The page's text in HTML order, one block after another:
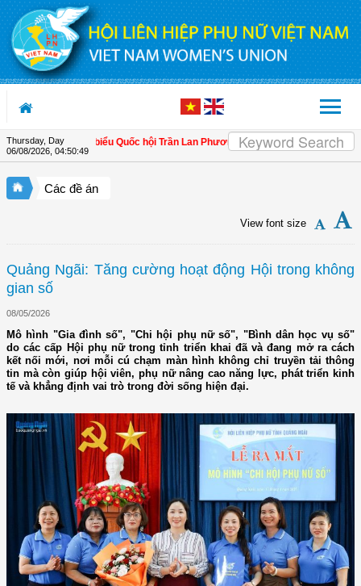
Skip to Content
Thursday, Day
06/08/2026, 04:50:51
lý | Đại biểu Quốc hội Trần Lan Phương: Quản lý hải quan cần giúp
Các đề án
View font size
Quảng Ngãi: Tăng cường hoạt động Hội trong không
gian số
08/05/2026
Mô hình "Gia đình số", "Chi hội phụ nữ số", "Bình dân học vụ số"
do các cấp Hội phụ nữ trong tỉnh triển khai đã và đang mở ra cách
kết nối mới, nơi mỗi cú chạm màn hình không chỉ truyền tải thông
tin mà còn giúp hội viên, phụ nữ nâng cao năng lực, phát triển kinh
tế và khẳng định vai trò trong đời sống hiện đại.